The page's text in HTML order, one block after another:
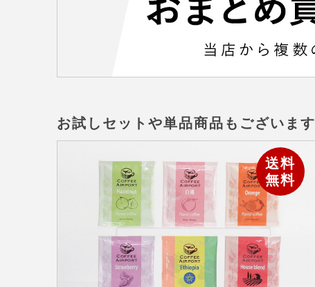
お試しセットや単品商品もございます
送料
無料